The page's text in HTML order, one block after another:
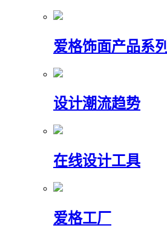
爱格饰面产品系列
设计潮流趋势
在线设计工具
爱格工厂